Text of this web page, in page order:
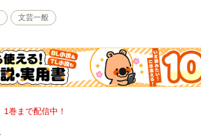
文芸一般
1巻まで配信中！